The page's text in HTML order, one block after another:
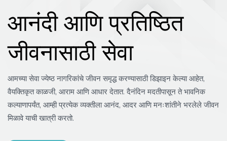
आनंदी आणि प्रतिष्ठित
जीवनासाठी सेवा
आमच्या सेवा ज्येष्ठ नागरिकांचे जीवन समृद्ध करण्यासाठी डिझाइन केल्या आहेत,
वैयक्तिकृत काळजी, आराम आणि आधार देतात. दैनंदिन मदतीपासून ते भावनिक
कल्याणापर्यंत, आम्ही प्रत्येक व्यक्तीला आनंद, आदर आणि मनःशांतीने भरलेले जीवन
मिळावे याची खात्री करतो.